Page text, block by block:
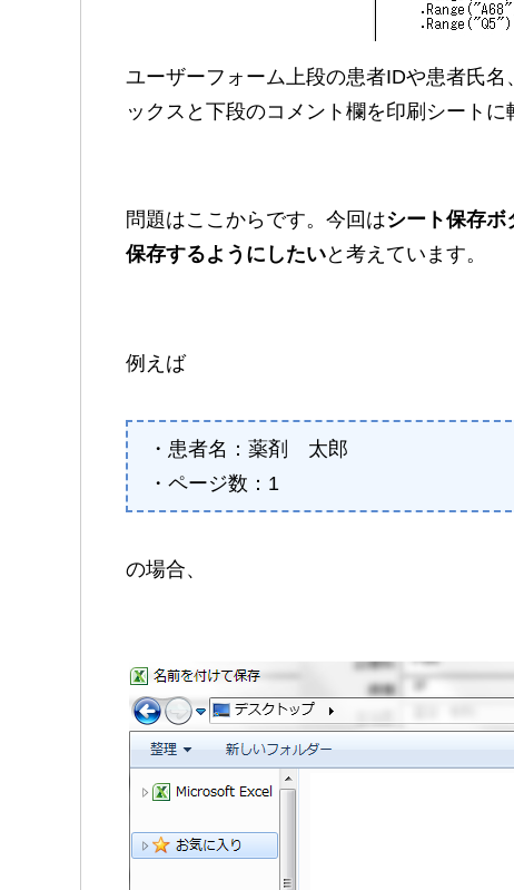
ユーザーフォーム上段の患者IDや患者氏
ックスと下段のコメント欄を印刷シートに
問題はここからです。今回はシート保存
保存するようにしたいと考えています。
例えば
・患者名：薬剤 太郎
・ページ数：1
の場合、